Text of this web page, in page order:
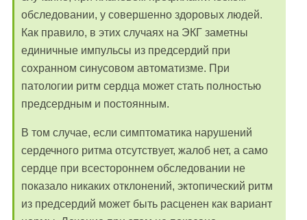
обследовании, у совершенно здоровых людей.
Как правило, в этих случаях на ЭКГ заметны
единичные импульсы из предсердий при
сохранном синусовом автоматизме. При
патологии ритм сердца может стать полностью
предсердным и постоянным.
В том случае, если симптоматика нарушений
сердечного ритма отсутствует, жалоб нет, а само
сердце при всестороннем обследовании не
показало никаких отклонений, эктопический ритм
из предсердий может быть расценен как вариант